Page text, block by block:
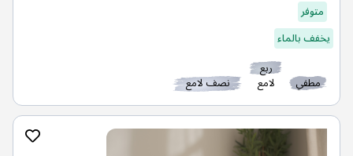
متوفر
يخفف بالماء
مطفي
ربع
لامع نصف لامع